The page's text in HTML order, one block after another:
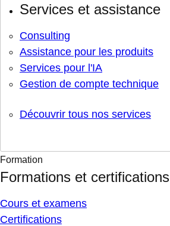
Services et assistance
Consulting
Assistance pour les produits
Services pour l'IA
Gestion de compte technique
Découvrir tous nos services
Formation
Formations et certifications
Cours et examens
Certifications